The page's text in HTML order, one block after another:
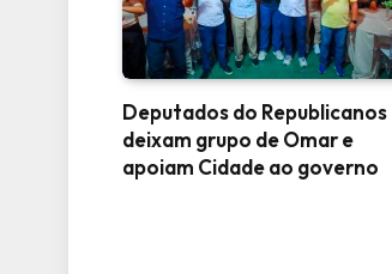
Deputados do Republicanos
deixam grupo de Omar e
apoiam Cidade ao governo